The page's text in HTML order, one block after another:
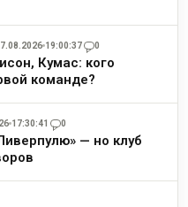
19:00:37 0
Кумас: кого
команде?
17:30:41 0
— но клуб